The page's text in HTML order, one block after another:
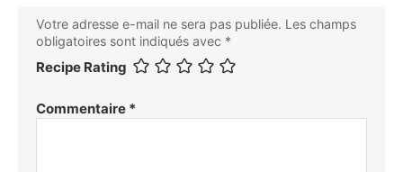
Votre adresse e-mail ne sera pas publiée. Les champs
obligatoires sont indiqués avec *
Recipe Rating
Commentaire *